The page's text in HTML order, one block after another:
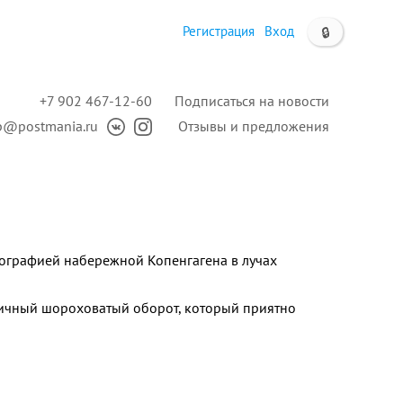
🔒
Регистрация Вход
Подписаться на новости
Отзывы и предложения
+7 902 467-12-60
набережной Копенгагена в лучах
шороховатый оборот, который приятно